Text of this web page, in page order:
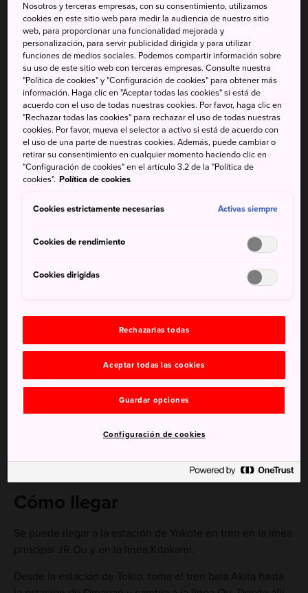
El Festival Kamakura con sus mini-iglúes
El Concurso Nacional de Fuegos Artificiales que
se celebra cada verano
Cómo llegar
Se puede llegar a la estación de Yokote en tren en la línea
principal JR Ou y en la línea Kitakami.
Desde la estación de Tokio, toma el tren bala Akita hasta
Nosotros y terceras empresas, con su consentimiento, utilizamos
cookies en este sitio web para medir la audiencia de nuestro sitio
web, para proporcionar una funcionalidad mejorada y
personalización, para servir publicidad dirigida y para utilizar
funciones de medios sociales. Podemos compartir información sobre
su uso de este sitio web con terceras empresas. Consulte nuestra
"Política de cookies" y "Configuración de cookies" para obtener más
información. Haga clic en "Aceptar todas las cookies" si está de
acuerdo con el uso de todas nuestras cookies. Por favor, haga clic en
"Rechazar todas las cookies" para rechazar el uso de todas nuestras
cookies. Por favor, mueva el selector a activo si está de acuerdo con
el uso de una parte de nuestras cookies. Además, puede cambiar o
retirar su consentimiento en cualquier momento haciendo clic en
"Configuración de cookies" en el artículo 3.2 de la "Política de
cookies". Política de cookies
Cookies estrictamente necesarias Activas siempre
Cookies de rendimiento
Cookies dirigidas
Rechazarlas todas
Aceptar todas las cookies
Guardar opciones
Configuración de cookies